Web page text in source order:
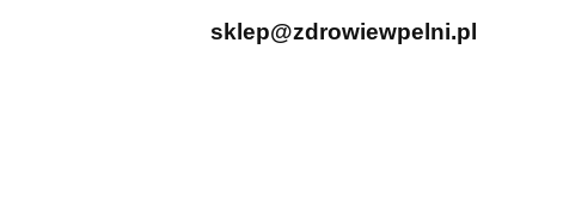
sklep@zdrowiewpelni.pl